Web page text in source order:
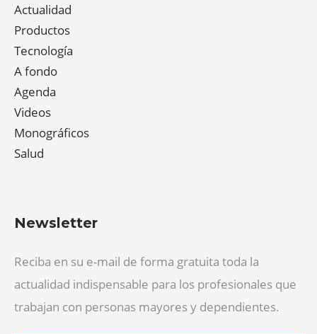
Actualidad
Productos
Tecnología
A fondo
Agenda
Videos
Monográficos
Salud
Newsletter
Reciba en su e-mail de forma gratuita toda la
actualidad indispensable para los profesionales que
trabajan con personas mayores y dependientes.